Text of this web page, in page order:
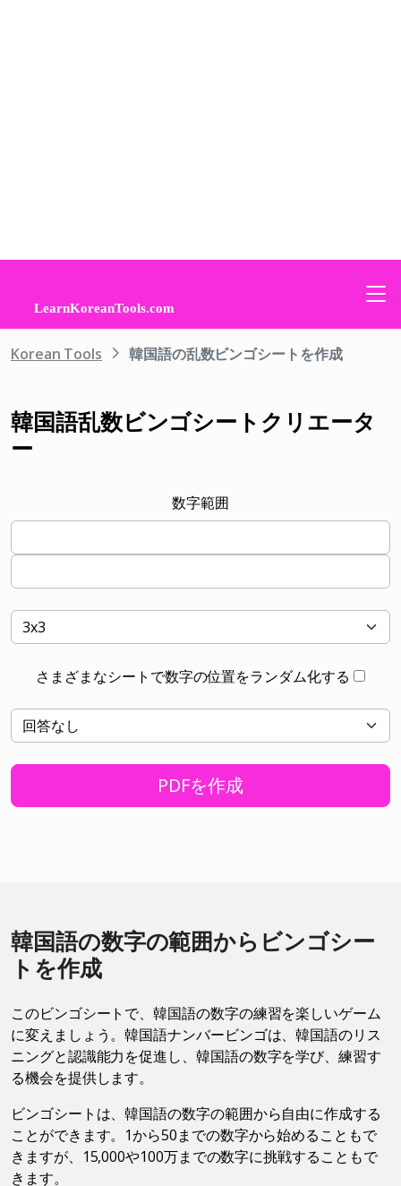
Korean Tools 韓国語の乱数ビンゴシートを作成
韓国語乱数ビンゴシートクリエータ
ー
数字範囲
さまざまなシートで数字の位置をランダム化する
PDFを作成
韓国語の数字の範囲からビンゴシー
トを作成
このビンゴシートで、韓国語の数字の練習を楽しいゲーム
に変えましょう。韓国語ナンバービンゴは、韓国語のリス
ニングと認識能力を促進し、韓国語の数字を学び、練習す
る機会を提供します。
ビンゴシートは、韓国語の数字の範囲から自由に作成する
ことができます。1から50までの数字から始めることもで
きますが、15,000や100万までの数字に挑戦することもで
きます。